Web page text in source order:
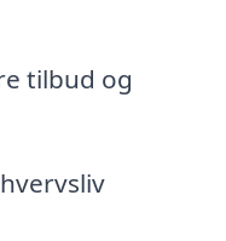
tilbud og